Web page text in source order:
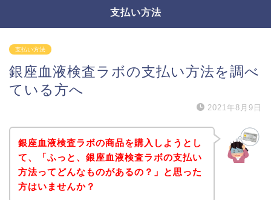
支払い方法
支払い方法
銀座血液検査ラボの支払い方法を調べ
ている方へ
2021年8月9日
銀座血液検査ラボの商品を購入しようとし
て、「ふっと、銀座血液検査ラボの支払い
方法ってどんなものがあるの？」と思った
方はいませんか？